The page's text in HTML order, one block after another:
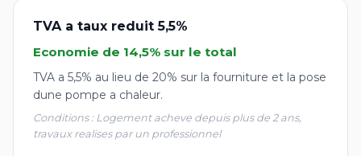
TVA a taux reduit 5,5%
Economie de 14,5% sur le total
TVA a 5,5% au lieu de 20% sur la fourniture et la pose
dune pompe a chaleur.
Conditions : Logement acheve depuis plus de 2 ans,
travaux realises par un professionnel